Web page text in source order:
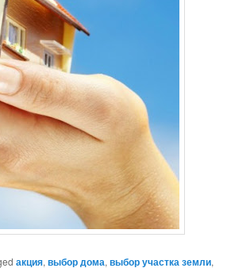
акция, выбор дома, выбор участка земли,